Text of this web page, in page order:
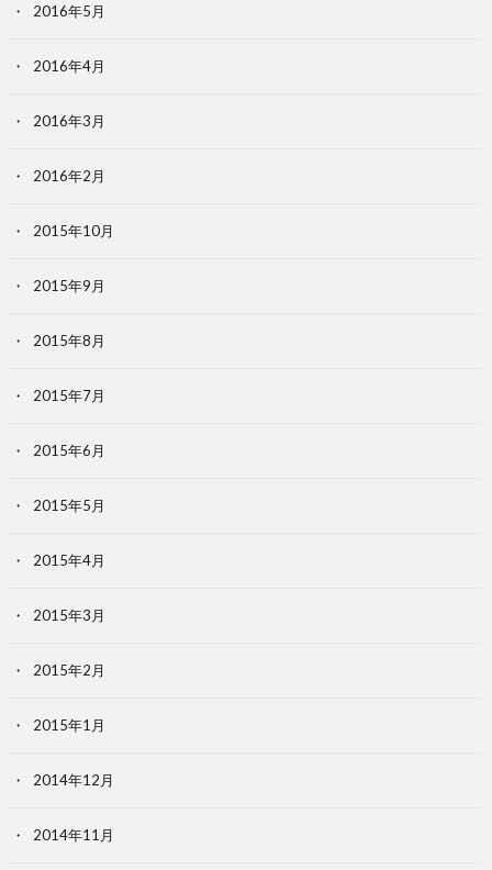
2016年5月
2016年4月
2016年3月
2016年2月
2015年10月
2015年9月
2015年8月
2015年7月
2015年6月
2015年5月
2015年4月
2015年3月
2015年2月
2015年1月
2014年12月
2014年11月